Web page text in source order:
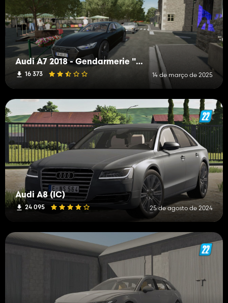
Audi A7 2018 - Gendarmerie "Banalisée"
16 373 14 de março de 2025
Audi A8 (IC)
24 095 25 de agosto de 2024